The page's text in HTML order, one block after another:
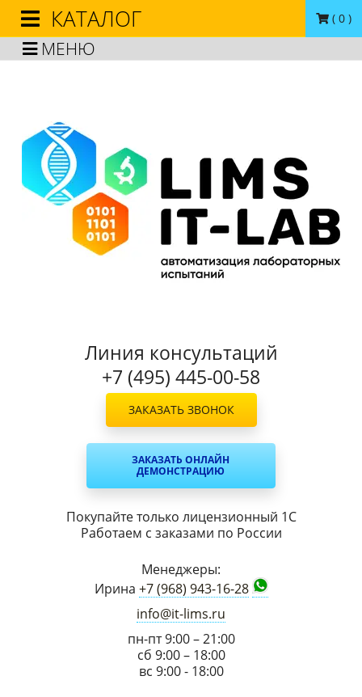
МЕНЮ
( 0 )
Линия консультаций
+7 (495) 445-00-58
ЗАКАЗАТЬ ЗВОНОК
ЗАКАЗАТЬ ОНЛАЙН
ДЕМОНСТРАЦИЮ
Покупайте только лицензионный 1С
Работаем с заказами по России
Менеджеры:
Ирина +7 (968) 943-16-28
info@it-lims.ru
пн-пт 9:00 – 21:00
сб 9:00 – 18:00
вс 9:00 - 18:00
КАТАЛОГ